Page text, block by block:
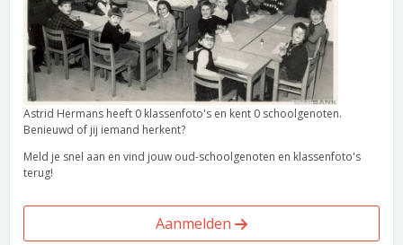
Astrid Hermans heeft 0 klassenfoto's en kent 0 schoolgenoten.
Benieuwd of jij iemand herkent?
Meld je snel aan en vind jouw oud-schoolgenoten en klassenfoto's
terug!
Aanmelden